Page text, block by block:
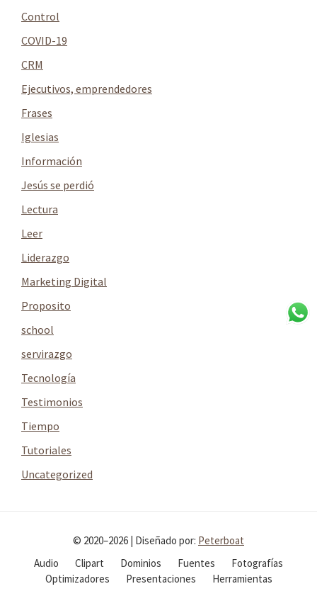
Control
COVID-19
CRM
Ejecutivos, emprendedores
Frases
Iglesias
Información
Jesús se perdió
Lectura
Leer
Liderazgo
Marketing Digital
Proposito
school
servirazgo
Tecnología
Testimonios
Tiempo
Tutoriales
Uncategorized
© 2020–2026 | Diseñado por: Peterboat
Audio
Clipart Dominios Fuentes
Fotografías
Optimizadores
Presentaciones Herramientas